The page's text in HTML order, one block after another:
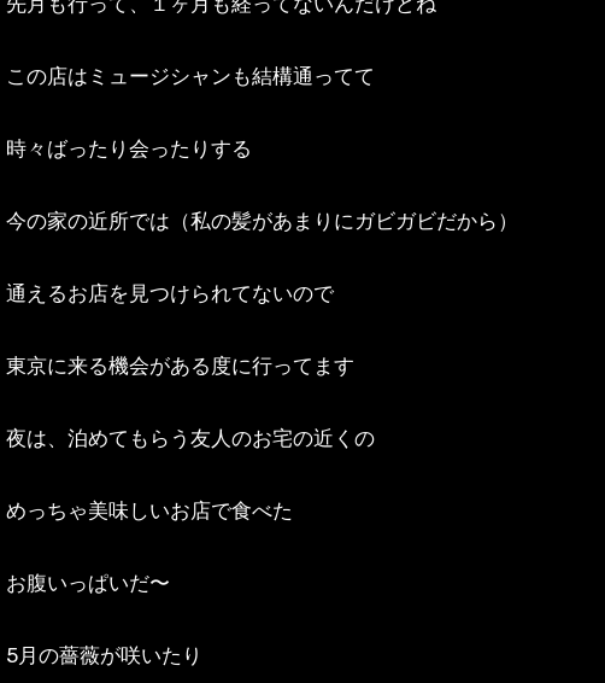
この店はミュージシャンも結構通ってて
時々ばったり会ったりする
今の家の近所では（私の髪があまりにガビガビだから）
通えるお店を見つけられてないので
東京に来る機会がある度に行ってます
夜は、泊めてもらう友人のお宅の近くの
めっちゃ美味しいお店で食べた
お腹いっぱいだ〜
5月の薔薇が咲いたり